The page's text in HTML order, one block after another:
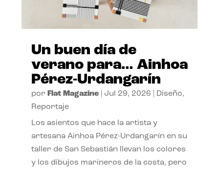
Un buen día de
verano para… Ainhoa
Pérez-Urdangarín
por Flat Magazine| Jul 29, 2026 Diseño,
Reportaje
Los asientos que hace la artista y
artesana Ainhoa Pérez-Urdangarín en su
taller de San Sebastián llevan los colores
y los dibujos marineros de la costa, pero